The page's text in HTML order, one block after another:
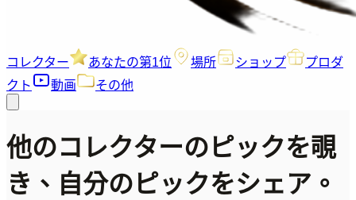
コレクター あなたの第1位 場所 ショップ
プロダ
クト
動画 その他
他のコレクターのピックを覗
き、自分のピックをシェア。